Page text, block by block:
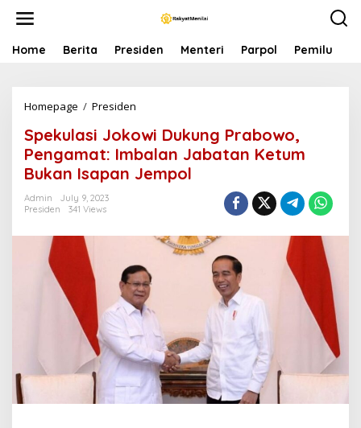
Home Berita Presiden Menteri Parpol Pemilu
Homepage / Presiden
e
k
u
l
J
k
o
w
i
u
k
u
g
Spekulasi Jokowi Dukung Prabowo,
Pengamat: Imbalan Jabatan Ketum
Bukan Isapan Jempol
Admin
July 9, 2023
Presiden
341 Views